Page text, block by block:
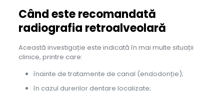
Când este recomandată
radiografia retroalveolară
Această investigație este indicată în mai multe situații
clinice, printre care:
înainte de tratamente de canal (endodonție);
în cazul durerilor dentare localizate;